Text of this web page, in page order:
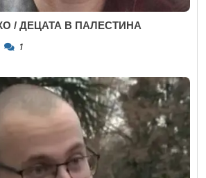
/ ДЕЦАТА В ПАЛЕСТИНА
1